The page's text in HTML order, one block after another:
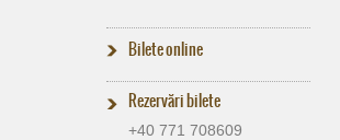
Bilete online
Rezervări bilete
+40 771 708609